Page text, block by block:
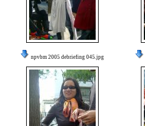
npvbm 2005 debriefing 045.jpg